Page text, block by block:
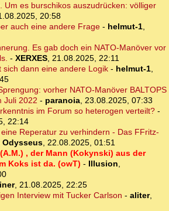
Um es burschikos auszudrücken: völliger
20:58
auch eine andere Frage- helmut-1,
Es gab doch ein NATO-Manöver vor
- XERXES, 21.08.2025, 22:11
sich dann eine andere Logik- helmut-1,
vorher NATO-Manöver BALTOPS
Juli 2022 - paranoia, 23.08.2025, 07:33
im Forum so heterogen verteilt?-
22:14
Reperatur zu verhindern - Das FFritz-
Odysseus, 22.08.2025, 01:51
, der Mann (Kokynski) aus der
Koks ist da. (owT) - Illusion,
, 21.08.2025, 22:25
Interview mit Tucker Carlson - aliter,